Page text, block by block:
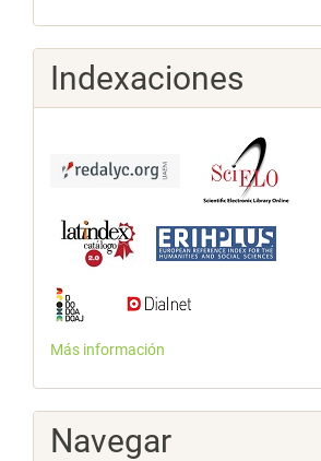
Indexaciones
Más información
Navegar